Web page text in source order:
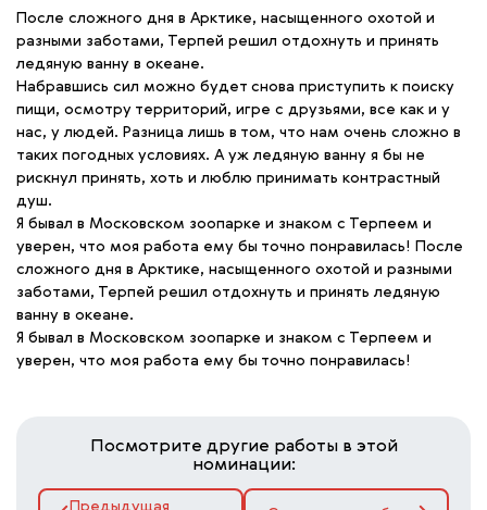
После сложного дня в Арктике, насыщенного охотой и
разными заботами, Терпей решил отдохнуть и принять
ледяную ванну в океане.
Набравшись сил можно будет снова приступить к поиску
пищи, осмотру территорий, игре с друзьями, все как и у
нас, у людей. Разница лишь в том, что нам очень сложно в
таких погодных условиях. А уж ледяную ванну я бы не
рискнул принять, хоть и люблю принимать контрастный
душ.
Я бывал в Московском зоопарке и знаком с Терпеем и
уверен, что моя работа ему бы точно понравилась! После
сложного дня в Арктике, насыщенного охотой и разными
заботами, Терпей решил отдохнуть и принять ледяную
ванну в океане.
Я бывал в Московском зоопарке и знаком с Терпеем и
уверен, что моя работа ему бы точно понравилась!
Посмотрите другие работы в этой
номинации:
Предыдущая